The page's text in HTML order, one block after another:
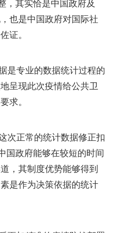
，其实恰是中国政府及
也是中国政府对国际社
证。
是专业的数据统计过程的
呈现此次疫情给公共卫
求。
次正常的统计数据修正扣
国政府能够在较短的时间
，其制度优势能够得到
是作为决策依据的统计